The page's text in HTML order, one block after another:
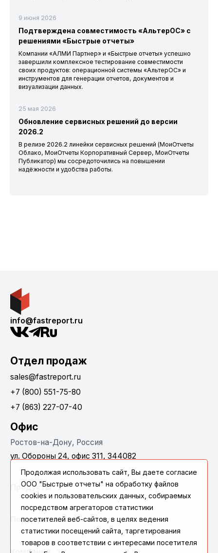
9 июня 2026
Подтверждена совместимость «АльтерОС» с
решениями «Быстрые отчеты»
Компании «АЛМИ Партнер» и «Быстрые отчеты» успешно
завершили комплексное тестирование совместимости
своих продуктов: операционной системы «АльтерОС» и
инструментов для генерации отчетов, документов и
визуализации данных.
25 мая 2026
Обновление сервисных решений до версии
2026.2
В релизе 2026.2 линейки сервисных решений (МоиОтчеты
Облако, МоиОтчеты Корпоративный Сервер, МоиОтчеты
Публикатор) мы сосредоточились на повышении
надёжности и удобства работы.
info@fastreport.ru
Отдел продаж
sales@fastreport.ru
+7 (800) 551-75-80
+7 (863) 227-07-40
Офис
Ростов-на-Дону, Россия
ул. Обороны 24, офис 311, 344082
Продукты
Поддержка
Продолжая использовать сайт, Вы даете согласие
ООО "Быстрые отчеты" на обработку файлов
cookies и пользовательских данных, собираемых
посредством агрегаторов статистики
посетителей веб-сайтов, в целях ведения
статистики посещений сайта, таргетирования
товаров в соответствии с интересами посетителя